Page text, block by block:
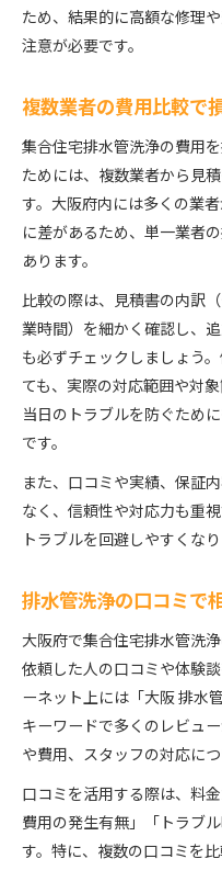
ため、結果的に高額な修理
注意が必要です。
複数業者の費用比較で
集合住宅排水管洗浄の費用
ためには、複数業者から見
す。大阪府内には多くの業
に差があるため、単一業者
あります。
比較の際は、見積書の内訳
業時間）を細かく確認し、
も必ずチェックしましょう
ても、実際の対応範囲や対
当日のトラブルを防ぐため
です。
また、口コミや実績、保証
なく、信頼性や対応力も重
トラブルを回避しやすくなり
排水管洗浄の口コミで
大阪府で集合住宅排水管洗
依頼した人の口コミや体験
ーネット上には「大阪 排水
キーワードで多くのレビュ
や費用、スタッフの対応に
口コミを活用する際は、料
費用の発生有無」「トラブ
す。特に、複数の口コミを